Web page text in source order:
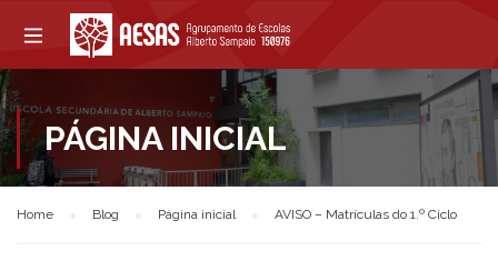
PÁGINA INICIAL
Home Blog Página inicial AVISO – Matrículas do 1.º Ciclo